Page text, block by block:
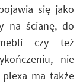
się jako
na ścianę, do
czy też
nie
ma także